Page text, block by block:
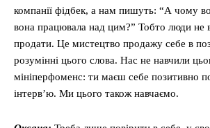
компанії фідбек, а нам пишуть: “А чому
вона працювала над цим?” Тобто люди не
продати. Це мистецтво продажу себе в
розумінні цього слова. Нас не навчили
мініперфоменс: ти маєш себе позитивно
інтервʼю. Ми цього також навчаємо.